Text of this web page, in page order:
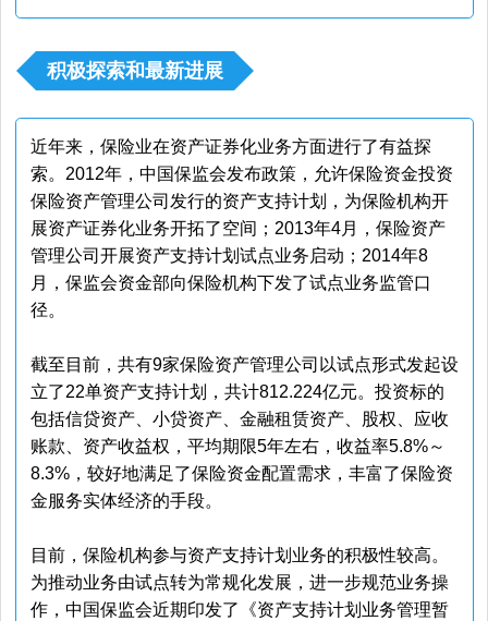
积极探索和最新进展
近年来，保险业在资产证券化业务方面进行了有益探
索。2012年，中国保监会发布政策，允许保险资金投资
保险资产管理公司发行的资产支持计划，为保险机构开
展资产证券化业务开拓了空间；2013年4月，保险资产
管理公司开展资产支持计划试点业务启动；2014年8
月，保监会资金部向保险机构下发了试点业务监管口
径。
截至目前，共有9家保险资产管理公司以试点形式发起设
立了22单资产支持计划，共计812.224亿元。投资标的
包括信贷资产、小贷资产、金融租赁资产、股权、应收
账款、资产收益权，平均期限5年左右，收益率5.8%～
8.3%，较好地满足了保险资金配置需求，丰富了保险资
金服务实体经济的手段。
目前，保险机构参与资产支持计划业务的积极性较高。
为推动业务由试点转为常规化发展，进一步规范业务操
作，中国保监会近期印发了《资产支持计划业务管理暂